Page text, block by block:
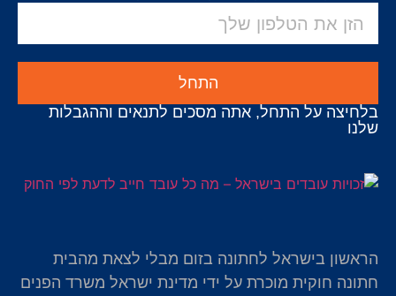
התחל
בלחיצה על התחל, אתה מסכים לתנאים וההגבלות
שלנו
הראשון בישראל לחתונה בזום מבלי לצאת מהבית
חתונה חוקית מוכרת על ידי מדינת ישראל משרד הפנים